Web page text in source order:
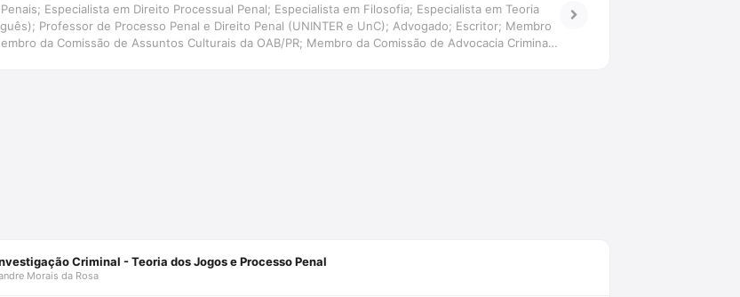
Especialista em Direito Processual Penal; Especialista em Filosofia; Especialista em Teoria
Professor de Processo Penal e Direito Penal (UNINTER e UnC); Advogado; Escritor; Membro
da Comissão de Assuntos Culturais da OAB/PR; Membro da Comissão de Advocacia Criminal
Criminal - Teoria dos Jogos e Processo Penal
Morais da Rosa